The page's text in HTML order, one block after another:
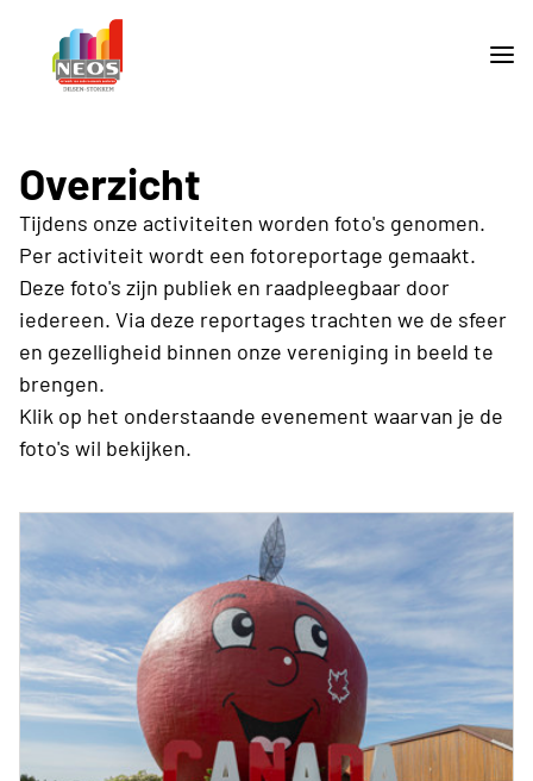
Overzicht
Tijdens onze activiteiten worden foto's genomen.
Per activiteit wordt een fotoreportage gemaakt.
Deze foto's zijn publiek en raadpleegbaar door
iedereen. Via deze reportages trachten we de sfeer
en gezelligheid binnen onze vereniging in beeld te
brengen.
Klik op het onderstaande evenement waarvan je de
foto's wil bekijken.